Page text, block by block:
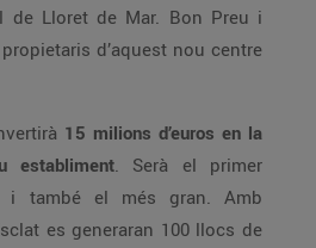
de Lloret de Mar. Bon Preu i
d’aquest nou centre
15 milions d’euros en la
establiment. Serà el primer
i també el més gran. Amb
es generaran 100 llocs de